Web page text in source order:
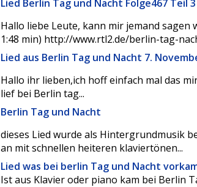
Lied Berlin Tag und Nacht Folge467 Teil 3
Hallo liebe Leute, kann mir jemand
1:48 min) http://www.rtl2.de/berlin-tag-
Lied aus Berlin Tag und Nacht 7.
Hallo ihr lieben,ich hoff einfach mal das
lief bei Berlin tag...
Berlin Tag und Nacht
dieses Lied wurde als Hintergrundmusik
an mit schnellen heiteren klaviertönen...
Lied was bei berlin Tag und Nacht
Ist aus Klavier oder piano kam bei Berlin